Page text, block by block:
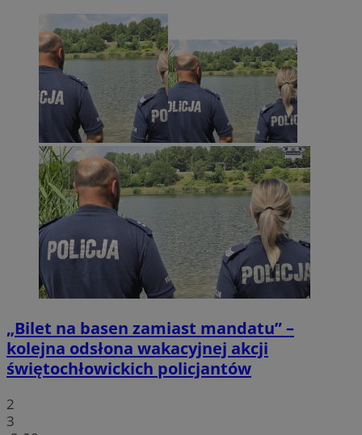
„Bilet na basen zamiast mandatu” –
kolejna odsłona wakacyjnej akcji
świętochłowickich policjantów
2
3